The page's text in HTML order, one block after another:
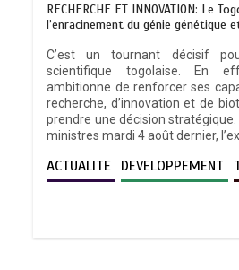
RECHERCHE ET INNOVATION: Le
l’enracinement du génie génétique
C’est un tournant décisif
scientifique togolaise. En
ambitionne de renforcer ses
recherche, d’innovation et de
prendre une décision stratégique.
ministres mardi 4 août dernier,
ACTUALITE DEVELOPPEMENT